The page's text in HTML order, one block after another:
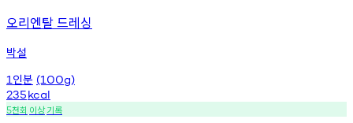
오리엔탈 드레싱
박설
1 인분 (100g)
235kcal
5천회 이상기록